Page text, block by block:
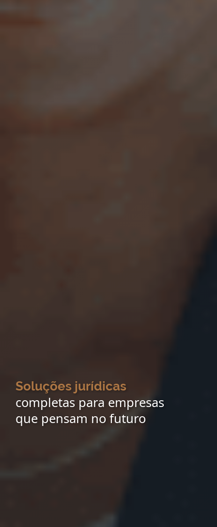
Soluções jurídicas
completas para empresas
que pensam no futuro